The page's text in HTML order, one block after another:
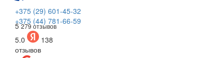
+375 (29) 601-45-32
+375 (44) 781-66-59
5 279 отзывов
5.0
138
отзывов